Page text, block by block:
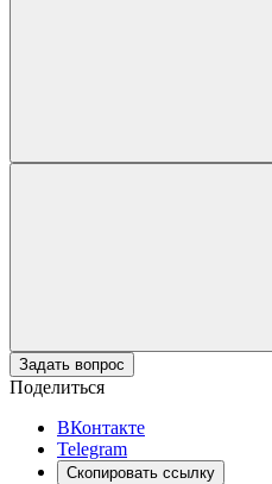
Задать вопрос
Поделиться
ВКонтакте
Telegram
Скопировать ссылку